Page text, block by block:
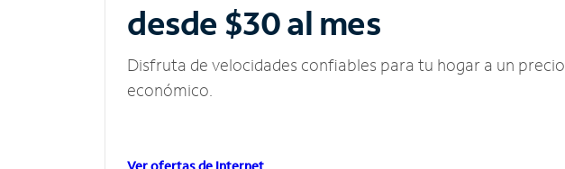
desde $30 al mes
Disfruta de velocidades confiables para tu hogar a un precio
económico.